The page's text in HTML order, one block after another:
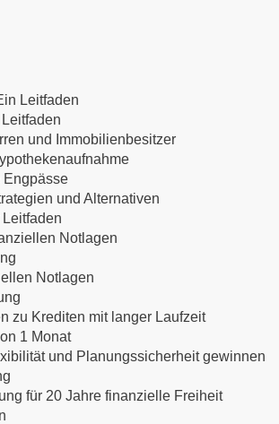
Leitfaden
und Immobilienbesitzer
Engpässe
und Alternativen
Notlagen
Notlagen
zu Krediten mit langer Laufzeit
1 Monat
und Planungssicherheit gewinnen
für 20 Jahre finanzielle Freiheit